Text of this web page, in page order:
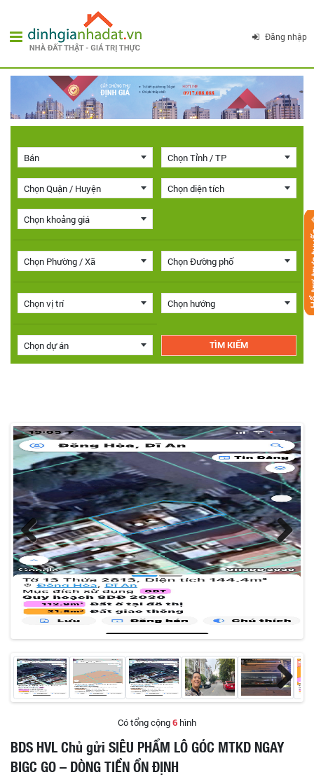
Đăng nhập
Bán Chọn Tỉnh / TP
Chọn Quận / Huyện Chọn diện tích
Chọn khoảng giá
Chọn Phường / Xã Chọn Đường phố
Chọn vị trí Chọn hướng
Chọn dự án
Có tổng cộng6 hình
BDS HVL Chủ gửi SIÊU PHẨM LÔ GÓC MTKD NGAY
BIGC GO – DÒNG TIỀN ỔN ĐỊNH